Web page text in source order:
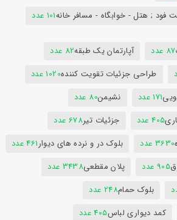
فود ; هتل - خوابگاه - مسافر خانه101 عدد
87 عدد آپارتمان یک طبقه82 عدد
طراحی جزئیات تقویت کننده1020 عدد
171 عدد نشیمن80 عدد
405 عدد جزئیات تیر678 عدد
3630 عدد بلوک در و نرده های دیوار461 عدد
905 عدد پلان مقطعی3438 عدد
بلوک حمام248 عدد
کمد دیواری لباس405 عدد